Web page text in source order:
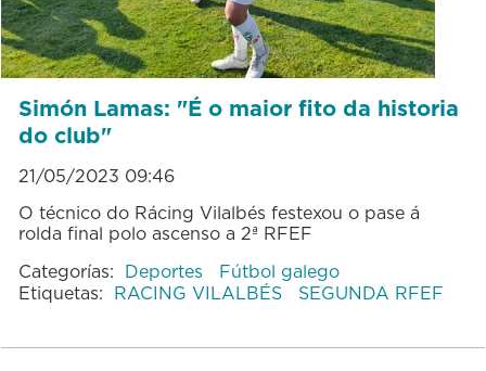
Simón Lamas: "É o maior fito da historia
do club"
21/05/2023 09:46
O técnico do Rácing Vilalbés festexou o pase á
rolda final polo ascenso a 2ª RFEF
Categorías: Deportes
Fútbol galego
Etiquetas: RACING VILALBÉS SEGUNDA RFEF